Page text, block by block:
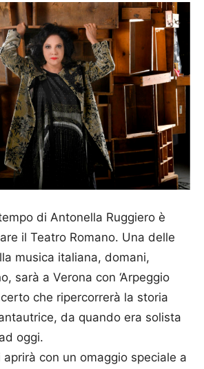
di Antonella Ruggiero è
il Teatro Romano. Una delle
musica italiana, domani,
sarà a Verona con ‘Arpeggio
che ripercorrerà la storia
da quando era solista
oggi.
con un omaggio speciale a